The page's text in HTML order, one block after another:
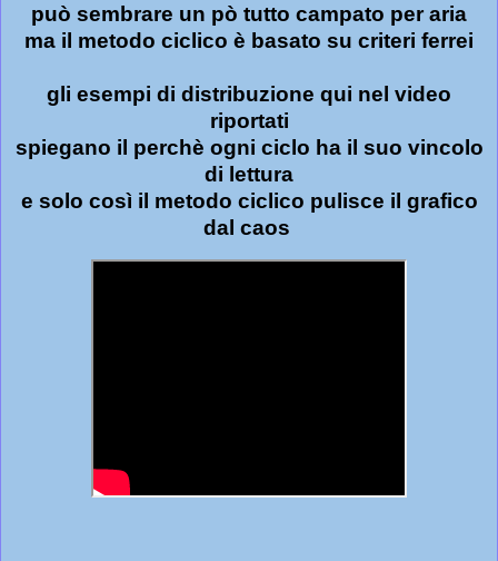
può sembrare un pò tutto campato per aria
ma il metodo ciclico è basato su criteri ferrei
gli esempi di distribuzione qui nel video
riportati
spiegano il perchè ogni ciclo ha il suo vincolo
di lettura
e solo così il metodo ciclico pulisce il grafico
dal caos